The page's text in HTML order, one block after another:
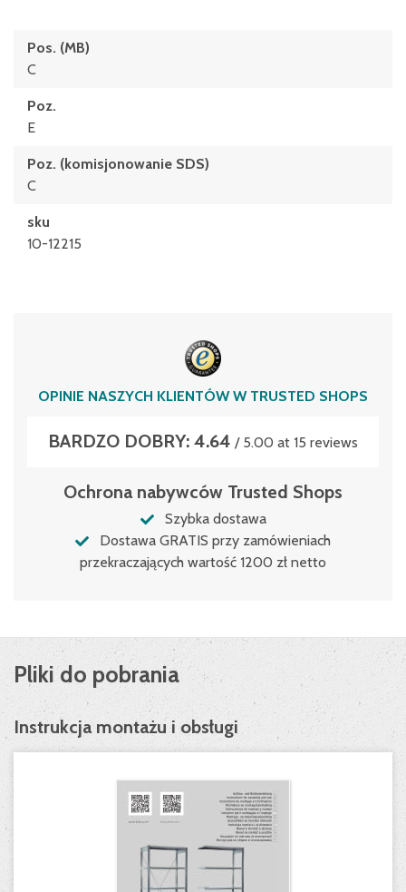
Pos. (MB)
C
Poz.
E
Poz. (komisjonowanie SDS)
C
sku
10-12215
OPINIE NASZYCH KLIENTÓW W TRUSTED SHOPS
BARDZO DOBRY: 4.64 / 5.00 at 15 reviews
Ochrona nabywców Trusted Shops
Szybka dostawa
Dostawa GRATIS przy zamówieniach
przekraczających wartość 1200 zł netto
Pliki do pobrania
Instrukcja montażu i obsługi